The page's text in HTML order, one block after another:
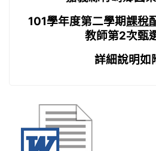
101學年度第二學期課稅
教師第2次甄
詳細說明如